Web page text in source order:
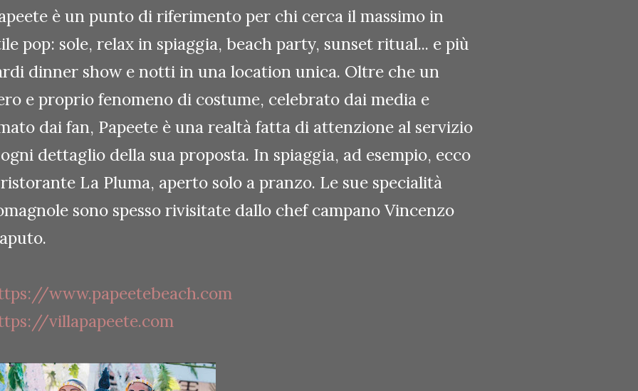
è un punto di riferimento per chi cerca il massimo in
pop: sole, relax in spiaggia, beach party, sunset ritual... e più
dinner show e notti in una location unica. Oltre che un
e proprio fenomeno di costume, celebrato dai media e
dai fan, Papeete è una realtà fatta di attenzione al servizio
dettaglio della sua proposta. In spiaggia, ad esempio, ecco
La Pluma, aperto solo a pranzo. Le sue specialità
sono spesso rivisitate dallo chef campano Vincenzo
www.papeetebeach.com
villapapeete.com